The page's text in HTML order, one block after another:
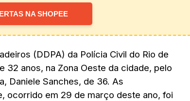
NA SHOPEE
(DDPA) da Polícia Civil do Rio de
32 anos, na Zona Oeste da cidade, pelo
Daniele Sanches, de 36. As
ocorrido em 29 de março deste ano, foi